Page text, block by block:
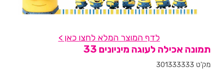
לדף המוצר המלא לחצו כאן >
תמונה אכילה לעוגה מיניונים 33
מק'ט 301333333